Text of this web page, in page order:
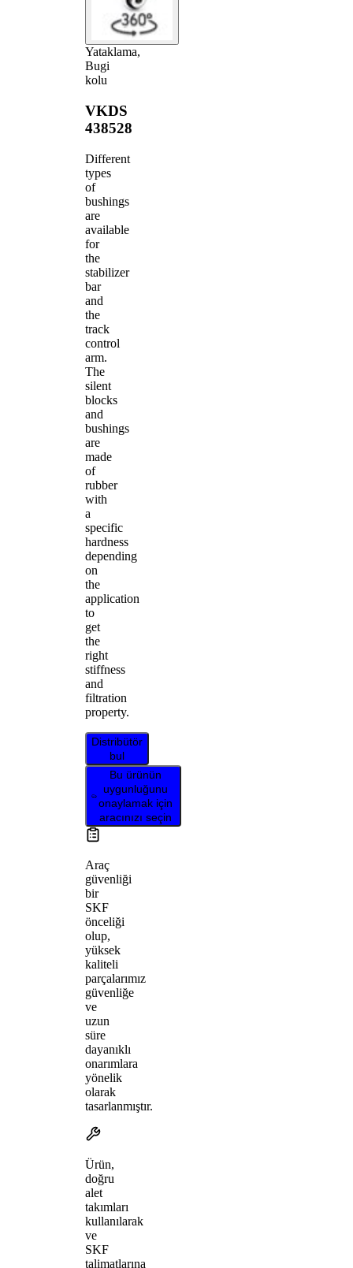
Yataklama,
Bugi
kolu
VKDS
438528
Different
types
of
bushings
are
available
for
the
stabilizer
bar
and
the
track
control
arm.
The
silent
blocks
and
bushings
are
made
of
rubber
with
a
specific
hardness
depending
on
the
application
to
get
the
right
stiffness
and
filtration
property.
Distribütör
bul
Bu ürünün
uygunluğunu
onaylamak için
aracınızı seçin
Araç
güvenliği
bir
SKF
önceliği
olup,
yüksek
kaliteli
parçalarımız
güvenliğe
ve
uzun
süre
dayanıklı
onarımlara
yönelik
olarak
tasarlanmıştır.
Ürün,
doğru
alet
takımları
kullanılarak
ve
SKF
talimatlarına